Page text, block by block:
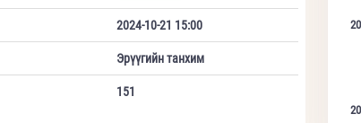
2024-10-21 15:00
Эрүүгийн танхим
151